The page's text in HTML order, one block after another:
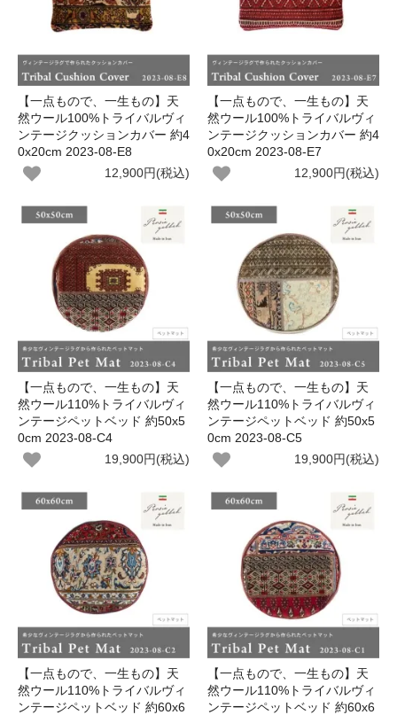
【一点もので、一生もの】天
然ウール100%トライバルヴィ
ンテージクッションカバー 約4
0x20cm 2023-08-E8
12,900円(税込)
【一点もので、一生もの】天
然ウール100%トライバルヴィ
ンテージクッションカバー 約4
0x20cm 2023-08-E7
12,900円(税込)
【一点もので、一生もの】天
然ウール110%トライバルヴィ
ンテージペットベッド 約50x5
0cm 2023-08-C4
19,900円(税込)
【一点もので、一生もの】天
然ウール110%トライバルヴィ
ンテージペットベッド 約50x5
0cm 2023-08-C5
19,900円(税込)
【一点もので、一生もの】天
然ウール110%トライバルヴィ
ンテージペットベッド 約60x6
【一点もので、一生もの】天
然ウール110%トライバルヴィ
ンテージペットベッド 約60x6